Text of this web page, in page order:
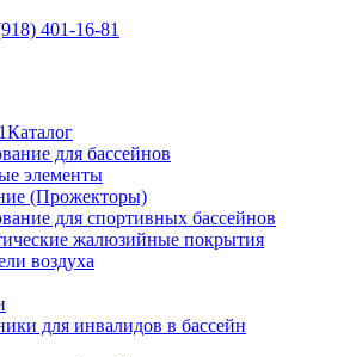
401-16-81
Каталог
для бассейнов
элементы
(Прожекторы)
для спортивных бассейнов
жалюзийные покрытия
воздуха
для инвалидов в бассейн